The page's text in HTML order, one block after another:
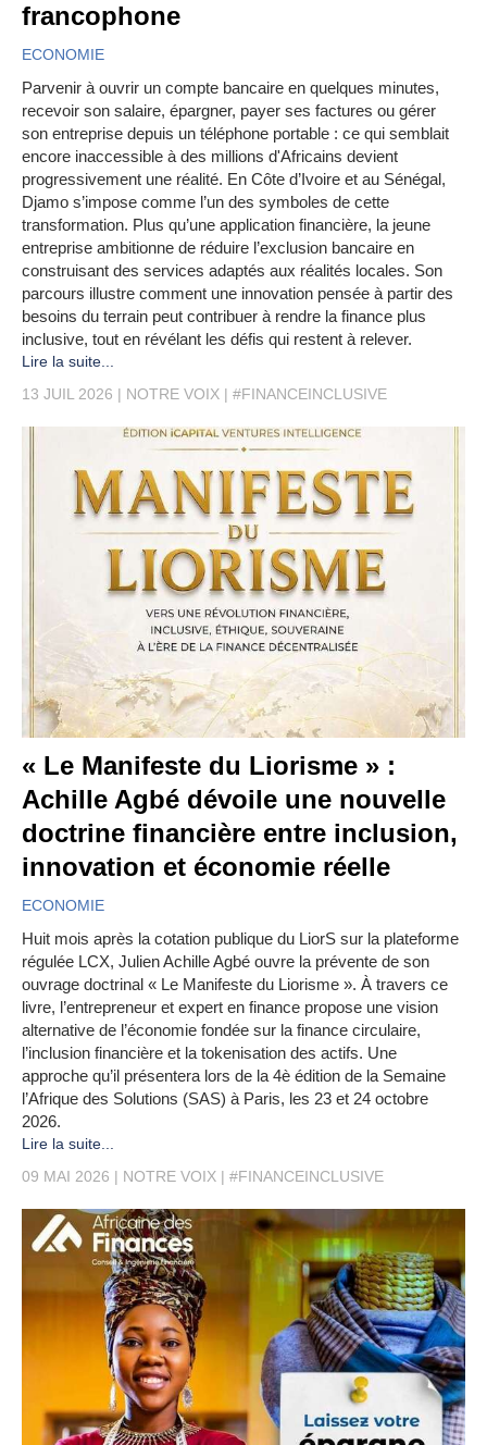
francophone
ECONOMIE
Parvenir à ouvrir un compte bancaire en quelques minutes,
recevoir son salaire, épargner, payer ses factures ou gérer
son entreprise depuis un téléphone portable : ce qui semblait
encore inaccessible à des millions d'Africains devient
progressivement une réalité. En Côte d’Ivoire et au Sénégal,
Djamo s’impose comme l’un des symboles de cette
transformation. Plus qu’une application financière, la jeune
entreprise ambitionne de réduire l’exclusion bancaire en
construisant des services adaptés aux réalités locales. Son
parcours illustre comment une innovation pensée à partir des
besoins du terrain peut contribuer à rendre la finance plus
inclusive, tout en révélant les défis qui restent à relever.
Lire la suite...
13 JUIL 2026
NOTRE VOIX #FINANCEINCLUSIVE
« Le Manifeste du Liorisme » :
Achille Agbé dévoile une nouvelle
doctrine financière entre inclusion,
innovation et économie réelle
ECONOMIE
Huit mois après la cotation publique du LiorS sur la plateforme
régulée LCX, Julien Achille Agbé ouvre la prévente de son
ouvrage doctrinal « Le Manifeste du Liorisme ». À travers ce
livre, l’entrepreneur et expert en finance propose une vision
alternative de l’économie fondée sur la finance circulaire,
l’inclusion financière et la tokenisation des actifs. Une
approche qu’il présentera lors de la 4è édition de la Semaine
l’Afrique des Solutions (SAS) à Paris, les 23 et 24 octobre
2026.
Lire la suite...
09 MAI 2026
NOTRE VOIX #FINANCEINCLUSIVE